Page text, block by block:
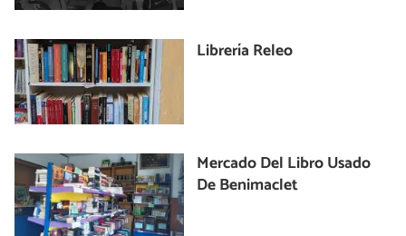
Librería Releo
Mercado Del Libro Usado
De Benimaclet